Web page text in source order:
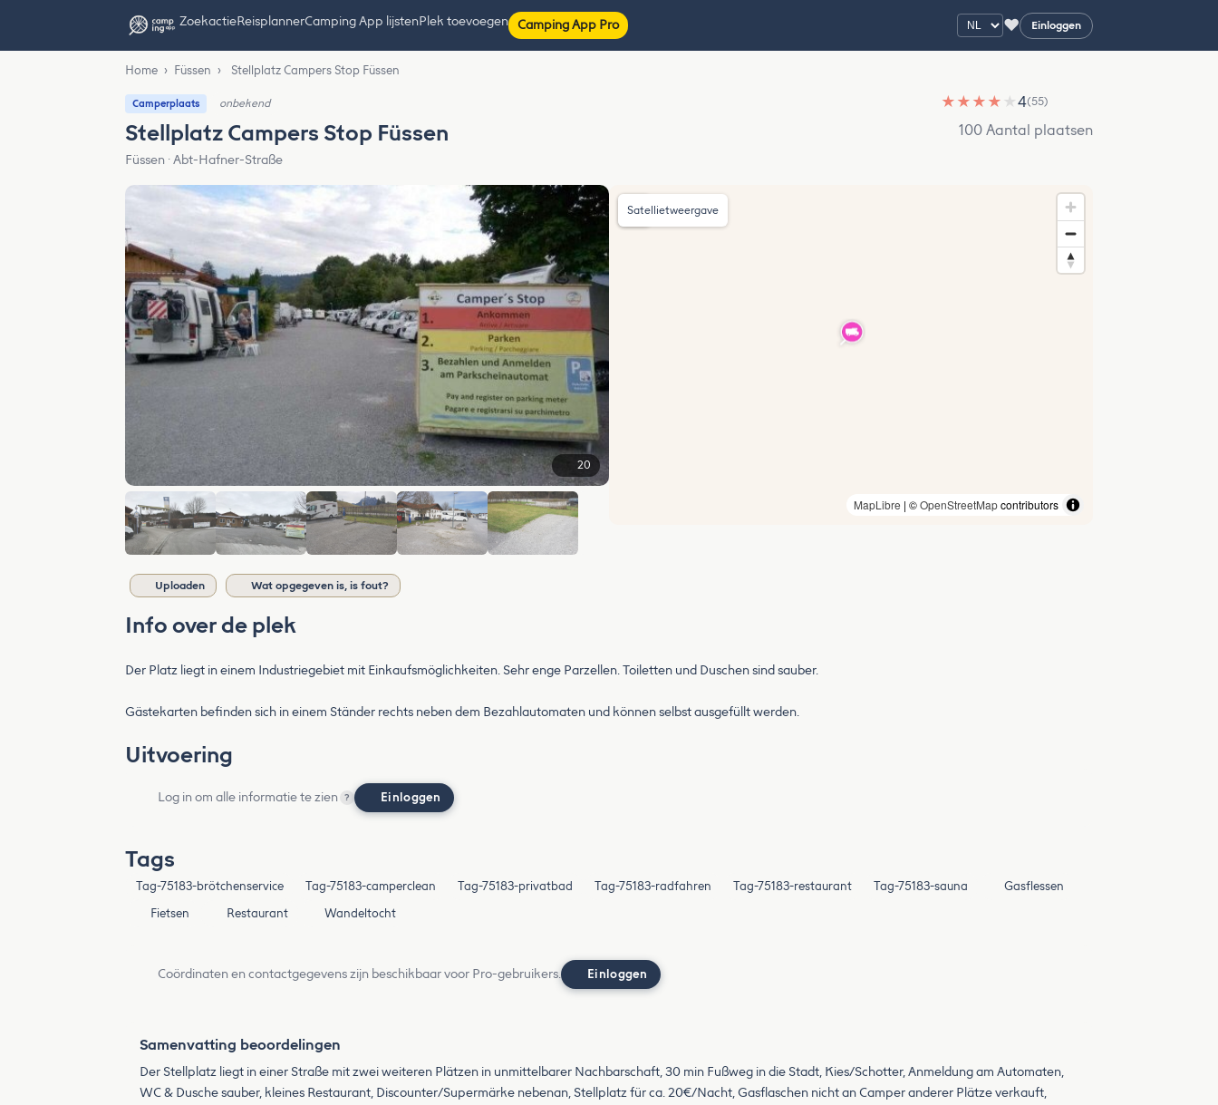
ZoekactieReisplannerCamping App lijstenPlek toevoegen Camping App Pro ♥ Einloggen
Home › Füssen › Stellplatz Campers Stop Füssen
Camperplaats onbekend
Stellplatz Campers Stop Füssen
Füssen · Abt-Hafner-Straße
★ ★ ★ ★ ★4(55)
100 Aantal plaatsen
20
MapLibre | ©OpenStreetMapcontributors
Satellietweergave
Uploaden Wat opgegeven is, is fout?
Info over de plek
Der Platz liegt in einem Industriegebiet mit Einkaufsmöglichkeiten. Sehr enge Parzellen. Toiletten und Duschen sind sauber.
Gästekarten befinden sich in einem Ständer rechts neben dem Bezahlautomaten und können selbst ausgefüllt werden.
Uitvoering
Log in om alle informatie te zien ? Einloggen
Tags
Tag-75183-brötchenservice Tag-75183-camperclean Tag-75183-privatbad Tag-75183-radfahren Tag-75183-restaurant Tag-75183-sauna
Gasflessen
Fietsen
Restaurant Wandeltocht
Coördinaten en contactgegevens zijn beschikbaar voor Pro-gebruikers. Einloggen
Samenvatting beoordelingen
Der Stellplatz liegt in einer Straße mit zwei weiteren Plätzen in unmittelbarer Nachbarschaft, 30 min Fußweg in die Stadt, Kies/Schotter, Anmeldung am Automaten,
WC & Dusche sauber, kleines Restaurant, Discounter/Supermärke nebenan, Stellplatz für ca. 20€/Nacht, Gasflaschen nicht an Camper anderer Plätze verkauft,